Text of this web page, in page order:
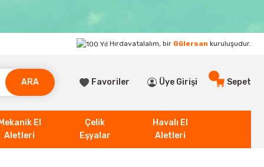
Hırdavatalalım, bir Gülersan kuruluşudur.
ARA Favoriler Üye Girişi Sepet
Mekanik El
Aletleri
Çelik
Eşyalar
Havalı El
Aletleri